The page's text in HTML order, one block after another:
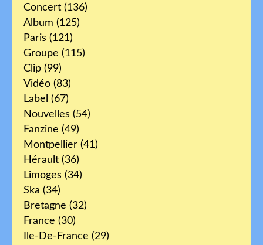
Concert (136)
Album (125)
Paris (121)
Groupe (115)
Clip (99)
Vidéo (83)
Label (67)
Nouvelles (54)
Fanzine (49)
Montpellier (41)
Hérault (36)
Limoges (34)
Ska (34)
Bretagne (32)
France (30)
Ile-De-France (29)